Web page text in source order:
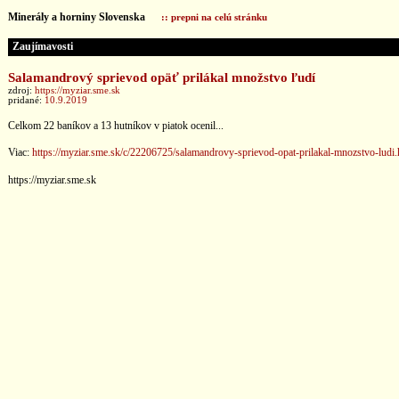
Minerály a horniny Slovenska :: prepni na celú stránku
Zaujímavosti
Salamandrový sprievod opäť prilákal množstvo ľudí
zdroj: https://myziar.sme.sk
pridané: 10.9.2019
Celkom 22 baníkov a 13 hutníkov v piatok ocenil...
Viac: https://myziar.sme.sk/c/22206725/salamandrovy-sprievod-opat-prilakal-mnozstvo-
https://myziar.sme.sk